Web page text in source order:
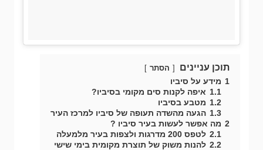
תוכן עניינים הסתר
1 מידע על סיביו
1.1 איפה לקנות סים מקומי בסיביו?
1.2 מטבע בסיביו
1.3 הגעה מהשדה תעופה של סיביו למרכז העיר
2 מה אפשר לעשות בעיר סיביו ?
2.1 לטפס 200 מדרגות ולצפות בעיר מלמעלה
2.2 להנות משוק של תוצרת מקומית בימי שישי